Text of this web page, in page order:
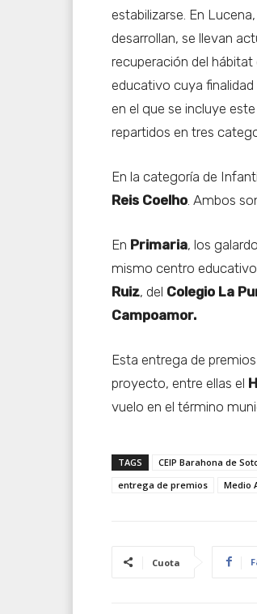
estabilizarse. En
desarrollan, se llevan
recuperación del hábitat
educativo cuya
en el que se incluye
repartidos en tres
En la categoría de
Reis Coelho . Ambos
En Primaria, los
mismo centro
Ruiz, del Colegio La
Campoamor.
Esta entrega de
proyecto, entre ellas el
vuelo en el término
TAGS CEIP Barahona de
entrega de premios
Medio
Cuota